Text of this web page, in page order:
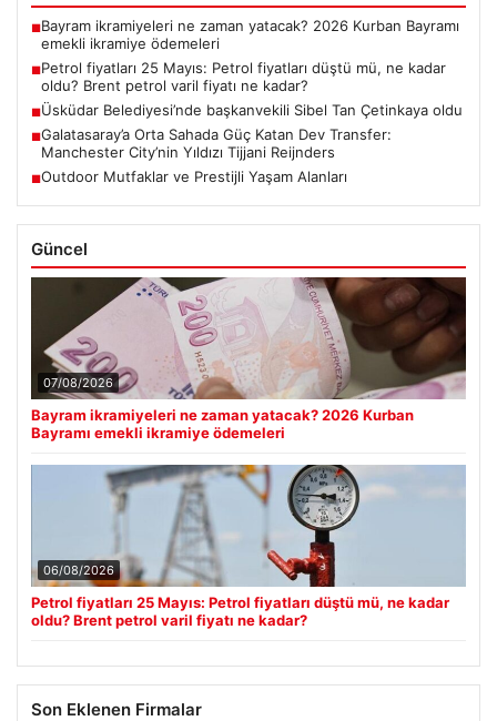
■Bayram ikramiyeleri ne zaman yatacak? 2026 Kurban Bayramı
emekli ikramiye ödemeleri
■Petrol fiyatları 25 Mayıs: Petrol fiyatları düştü mü, ne kadar
oldu? Brent petrol varil fiyatı ne kadar?
■Üsküdar Belediyesi’nde başkanvekili Sibel Tan Çetinkaya oldu
■Galatasaray’a Orta Sahada Güç Katan Dev Transfer:
Manchester City’nin Yıldızı Tijjani Reijnders
■Outdoor Mutfaklar ve Prestijli Yaşam Alanları
Güncel
07/08/2026
Bayram ikramiyeleri ne zaman yatacak? 2026 Kurban
Bayramı emekli ikramiye ödemeleri
06/08/2026
Petrol fiyatları 25 Mayıs: Petrol fiyatları düştü mü, ne kadar
oldu? Brent petrol varil fiyatı ne kadar?
Son Eklenen Firmalar